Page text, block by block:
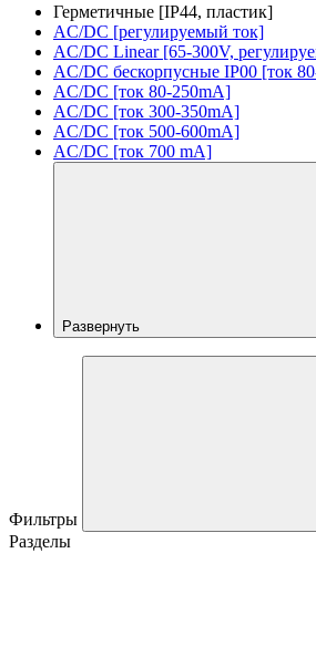
Герметичные [IP44, пластик]
AC/DC [регулируемый ток]
AC/DC Linear [65-300V,
AC/DC бескорпусные IP00 [ток
AC/DC [ток 80-250mA]
AC/DC [ток 300-350mA]
AC/DC [ток 500-600mA]
AC/DC [ток 700 mA]
Развернуть
Фильтры
Разделы